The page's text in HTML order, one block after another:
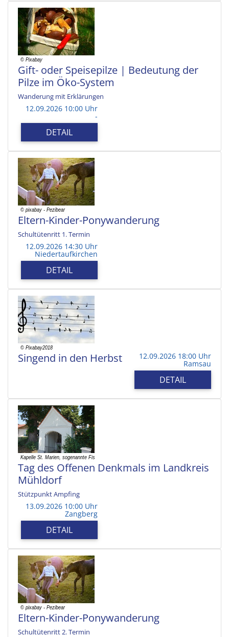
Gift- oder Speisepilze | Bedeutung der
Pilze im Öko-System
Wanderung mit Erklärungen
12.09.2026 10:00 Uhr
-
DETAIL
Eltern-Kinder-Ponywanderung
Schultütenritt 1. Termin
12.09.2026 14:30 Uhr
Niedertaufkirchen
DETAIL
Singend in den Herbst 12.09.2026 18:00 Uhr
Ramsau
DETAIL
Tag des Offenen Denkmals im Landkreis
Mühldorf
Stützpunkt Ampfing
13.09.2026 10:00 Uhr
Zangberg
DETAIL
Eltern-Kinder-Ponywanderung
Schultütenritt 2. Termin